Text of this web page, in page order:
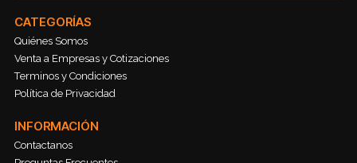
CATEGORÍAS
Quiénes Somos
Venta a Empresas y Cotizaciones
Terminos y Condiciones
Política de Privacidad
INFORMACIÓN
Contactanos